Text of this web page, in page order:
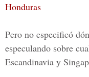
Honduras
Pero no especificó
especulando sobre
Escandinavia y